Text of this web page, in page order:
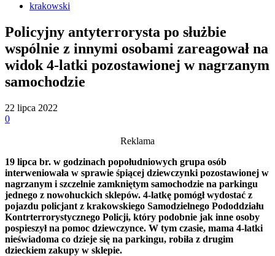
krakowski
Policyjny antyterrorysta po służbie
wspólnie z innymi osobami zareagował na
widok 4-latki pozostawionej w nagrzanym
samochodzie
22 lipca 2022
0
Reklama
19 lipca br. w godzinach popołudniowych grupa osób
interweniowała w sprawie śpiącej dziewczynki pozostawionej w
nagrzanym i szczelnie zamkniętym samochodzie na parkingu
jednego z nowohuckich sklepów. 4-latkę pomógł wydostać z
pojazdu policjant z krakowskiego Samodzielnego Pododdziału
Kontrterrorystycznego Policji, który podobnie jak inne osoby
pospieszył na pomoc dziewczynce. W tym czasie, mama 4-latki
nieświadoma co dzieje się na parkingu, robiła z drugim
dzieckiem zakupy w sklepie.